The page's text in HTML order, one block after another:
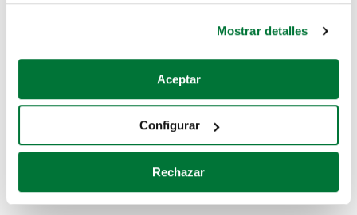
Si lo permite, también quisiéramos:
Recopilar información sobre su ubicación geográfica
Identificar su dispositivo analizándolo activamente
para buscar características específicas (huellas
Obtenga más información sobre cómo se procesan sus
Mostrar detalles
Aceptar
Configurar
Rechazar
Coches de segunda mano
Coches de km0